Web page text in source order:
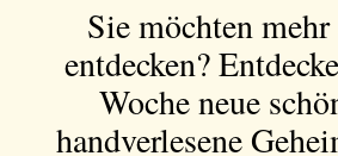
Sie möchten mehr
entdecken?
Woche neue
handverlesene